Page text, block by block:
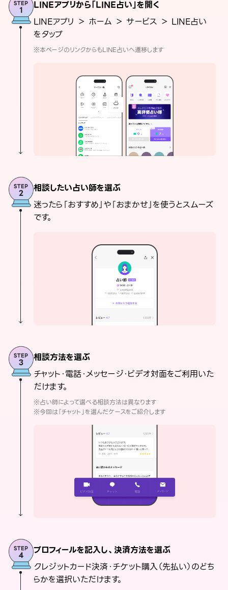
LINEアプリから「LINE占い」を開く
LINEアプリ ＞ ホーム ＞ サービス ＞ LINE占い
をタップ
※本ページのリンクからもLINE占いへ遷移します
相談したい占い師を選ぶ
迷ったら「おすすめ」や「おまかせ」を使うとスムーズ
です。
相談方法を選ぶ
チャット・電話・メッセージ・ビデオ対面をご利用いた
だけます。
※占い師によって選べる相談方法は異なります
※今回は「チャット」を選んだケースをご紹介します
プロフィールを記入し、決済方法を選ぶ
クレジットカード決済・チケット購入（先払い）のどち
らかを選択いただけます。